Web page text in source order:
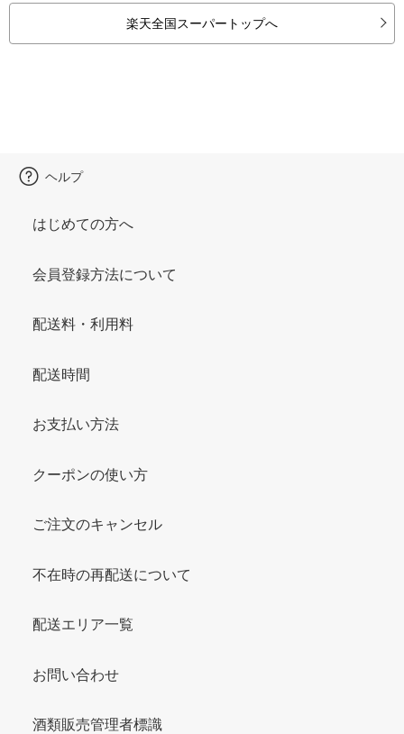
楽天全国スーパートップへ
ヘルプ
はじめての方へ
会員登録方法について
配送料・利用料
配送時間
お支払い方法
クーポンの使い方
ご注文のキャンセル
不在時の再配送について
配送エリア一覧
お問い合わせ
酒類販売管理者標識